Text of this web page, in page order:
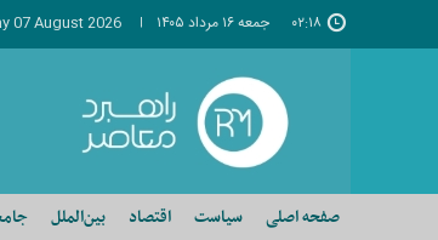
۰۲:۱۸ جمعه ۱۶ مرداد ۱۴۰۵ 07 August 2026
صفحه اصلی سیاست اقتصاد بین‌الملل